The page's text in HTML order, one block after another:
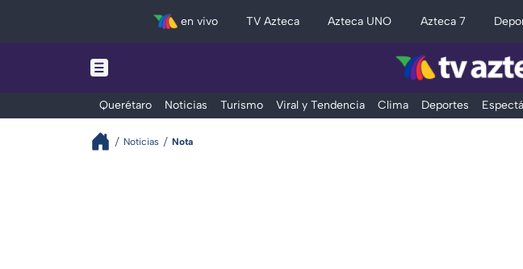
en vivo TV Azteca Azteca UNO Azteca 7
Querétaro Noticias Turismo Viral y Tendencia Clima Deportes
Noticias Nota